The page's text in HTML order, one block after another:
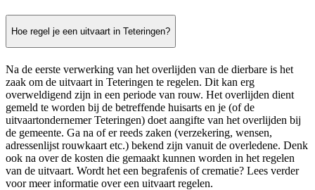
Hoe regel je een uitvaart in Teteringen?
Na de eerste verwerking van het overlijden van de dierbare is het
zaak om de uitvaart in Teteringen te regelen. Dit kan erg
overweldigend zijn in een periode van rouw. Het overlijden dient
gemeld te worden bij de betreffende huisarts en je (of de
uitvaartondernemer Teteringen) doet aangifte van het overlijden bij
de gemeente. Ga na of er reeds zaken (verzekering, wensen,
adressenlijst rouwkaart etc.) bekend zijn vanuit de overledene. Denk
ook na over de kosten die gemaakt kunnen worden in het regelen
van de uitvaart. Wordt het een begrafenis of crematie? Lees verder
voor meer informatie over een uitvaart regelen.